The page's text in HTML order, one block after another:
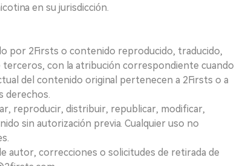
en su jurisdicción.
por 2Firsts o contenido reproducido, traducido,
con la atribución correspondiente cuando
del contenido original pertenecen a 2Firsts o a
derechos.
reproducir, distribuir, republicar, modificar,
sin autorización previa. Cualquier uso no
autor, correcciones o solicitudes de retirada de